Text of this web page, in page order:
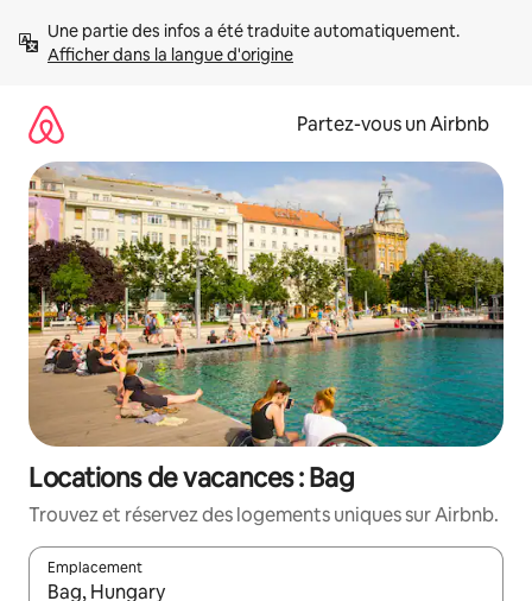
directement
Afficher dans la langue d'origine
Partez-vous un Airbnb
Locations de vacances : Bag
Trouvez et réservez des logements uniques sur Airbnb.
Emplacement
Quand les résultats sont affichés, parcourez-les en utilisant